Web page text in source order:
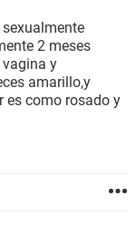
2 meses
y
amarillo,y
es como rosado y